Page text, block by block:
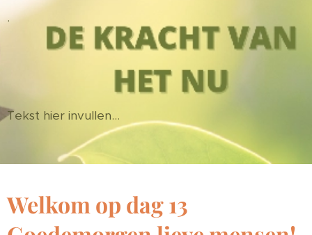
.
Tekst hier invullen...
Welkom op dag 13 ☀